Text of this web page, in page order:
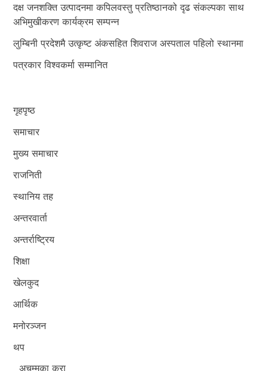
दक्ष जनशक्ति उत्पादनमा कपिलवस्तु प्रतिष्ठानको दृढ संकल्पका साथ
अभिमुखीकरण कार्यक्रम सम्पन्न
लुम्बिनी प्रदेशमै उत्कृष्ट अंकसहित शिवराज अस्पताल पहिलो स्थानमा
पत्रकार विश्वकर्मा सम्मानित
गृहपृष्ठ
समाचार
मुख्य समाचार
राजनिती
स्थानिय तह
अन्तरवार्ता
अन्तर्राष्ट्रिय
शिक्षा
खेलकुद
आर्थिक
मनोरञ्जन
थप
अचम्मका कुरा